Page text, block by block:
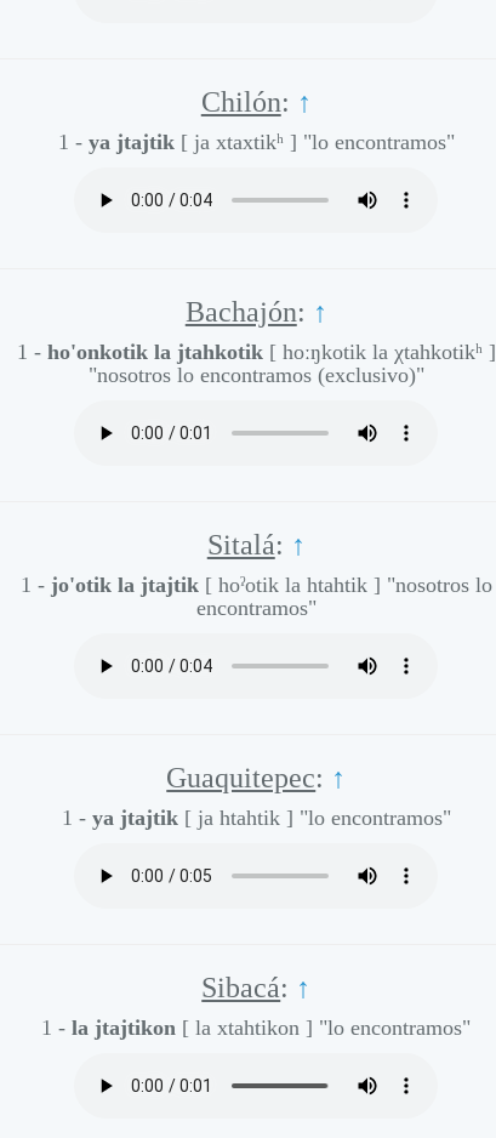
Chilón: ↑
1 - ya jtajtik [ ja xtaxtikʰ ] "lo encontramos"
Bachajón: ↑
1 - ho'onkotik la jtahkotik [ hoːŋkotik la χtahkotikʰ ]
"nosotros lo encontramos (exclusivo)"
Sitalá: ↑
1 - jo'otik la jtajtik [ hoˀotik la htahtik ] "nosotros lo
encontramos"
Guaquitepec: ↑
1 - ya jtajtik [ ja htahtik ] "lo encontramos"
Sibacá: ↑
1 -la jtajtikon [ la xtahtikon ] "lo encontramos"